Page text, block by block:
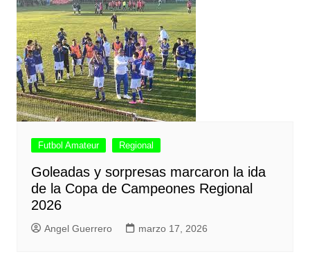
Futbol Amateur Regional
Goleadas y sorpresas marcaron la ida
de la Copa de Campeones Regional
2026
Angel Guerrero marzo 17, 2026